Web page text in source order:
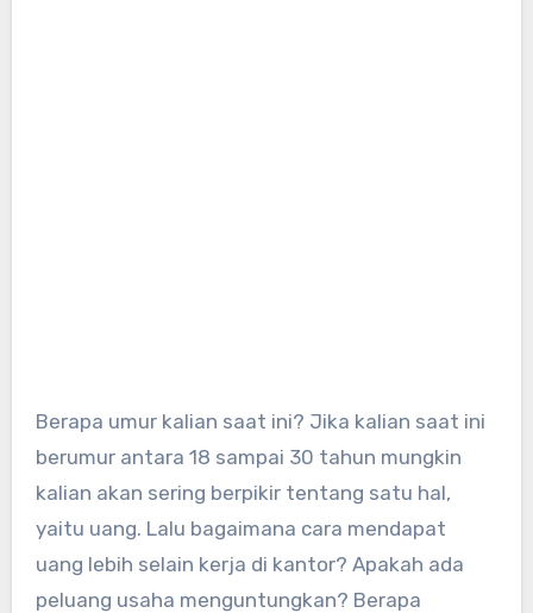
Berapa umur kalian saat ini? Jika kalian saat ini
berumur antara 18 sampai 30 tahun mungkin
kalian akan sering berpikir tentang satu hal,
yaitu uang. Lalu bagaimana cara mendapat
uang lebih selain kerja di kantor? Apakah ada
peluang usaha menguntungkan? Berapa